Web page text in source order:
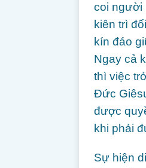
coi người
kiên trì
kín đáo
Ngay cả
thì việc
Đức
được
khi phải
Sự hiện